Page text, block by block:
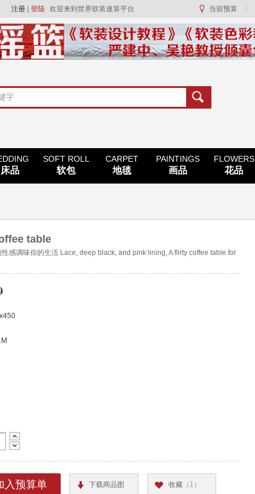
当前预算
注册 登陆 欢迎来到世界软装速算平台
床品
SOFT ROLL
软包
CARPET
地毯
PAINTINGS
画品
FLOWERS
花品
table
感调味你的生活 Lace, deep black, and pink lining, A flirty coffee table for
入预算单 下载商品图 收藏 （1）